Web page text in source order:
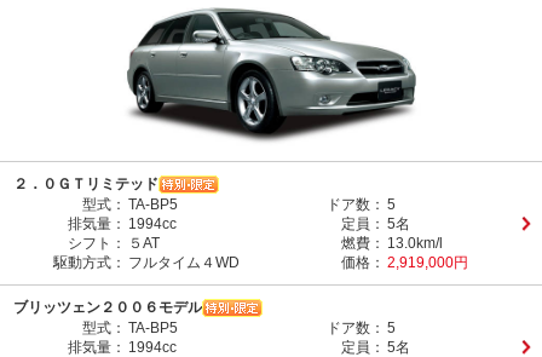
２．０ＧＴリミテッド
型式： TA-BP5 ドア数： 5
排気量： 1994cc 定員： 5名
シフト：
５AT 燃費： 13.0km/l
駆動方式： フルタイム４WD 価格： 2,919,000円
ブリッツェン２００６モデル
型式： TA-BP5 ドア数： 5
排気量： 1994cc 定員： 5名